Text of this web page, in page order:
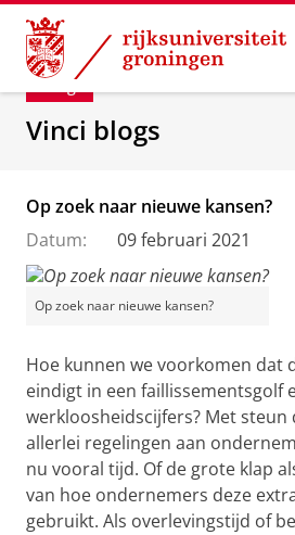
Skip
Content
Skip
Navigation
Department of
Blog
Vinci blogs
Op zoek naar nieuwe kansen?
Datum:
09 februari 2021
Op zoek naar nieuwe kansen?
Hoe kunnen we voorkomen dat
eindigt in een faillissementsgolf
werkloosheidscijfers? Met steun
allerlei regelingen aan
nu vooral tijd. Of de grote klap
van hoe ondernemers deze
gebruikt. Als overlevingstijd of